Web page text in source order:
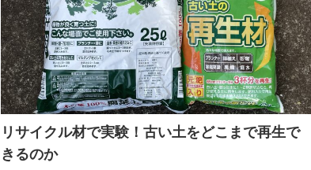
リサイクル材で実験！古い土をどこまで再生で
きるのか